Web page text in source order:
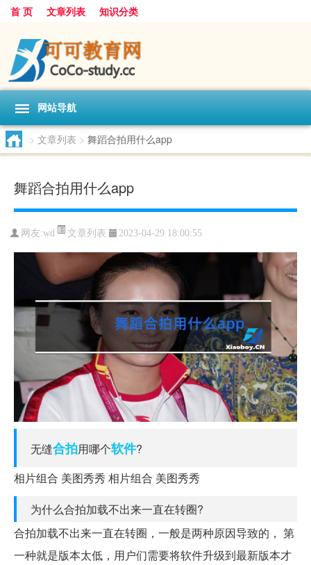
首 页 文章列表 知识分类
网站导航
> 文章列表 > 舞蹈合拍用什么app
舞蹈合拍用什么app
网友:wd 文章列表 2023-04-29 18:00:55
无缝合拍用哪个软件?
相片组合 美图秀秀 相片组合 美图秀秀
为什么合拍加载不出来一直在转圈?
合拍加载不出来一直在转圈，一般是两种原因导致的， 第
一种就是版本太低，用户们需要将软件升级到最新版本才